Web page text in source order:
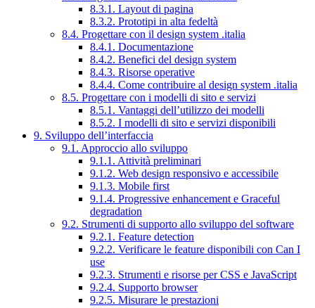
8.3.1. Layout di pagina
8.3.2. Prototipi in alta fedeltà
8.4. Progettare con il design system .italia
8.4.1. Documentazione
8.4.2. Benefici del design system
8.4.3. Risorse operative
8.4.4. Come contribuire al design system .italia
8.5. Progettare con i modelli di sito e servizi
8.5.1. Vantaggi dell’utilizzo dei modelli
8.5.2. I modelli di sito e servizi disponibili
9. Sviluppo dell’interfaccia
9.1. Approccio allo sviluppo
9.1.1. Attività preliminari
9.1.2. Web design responsivo e accessibile
9.1.3. Mobile first
9.1.4. Progressive enhancement e Graceful
degradation
9.2. Strumenti di supporto allo sviluppo del software
9.2.1. Feature detection
9.2.2. Verificare le feature disponibili con Can I
use
9.2.3. Strumenti e risorse per CSS e JavaScript
9.2.4. Supporto browser
9.2.5. Misurare le prestazioni